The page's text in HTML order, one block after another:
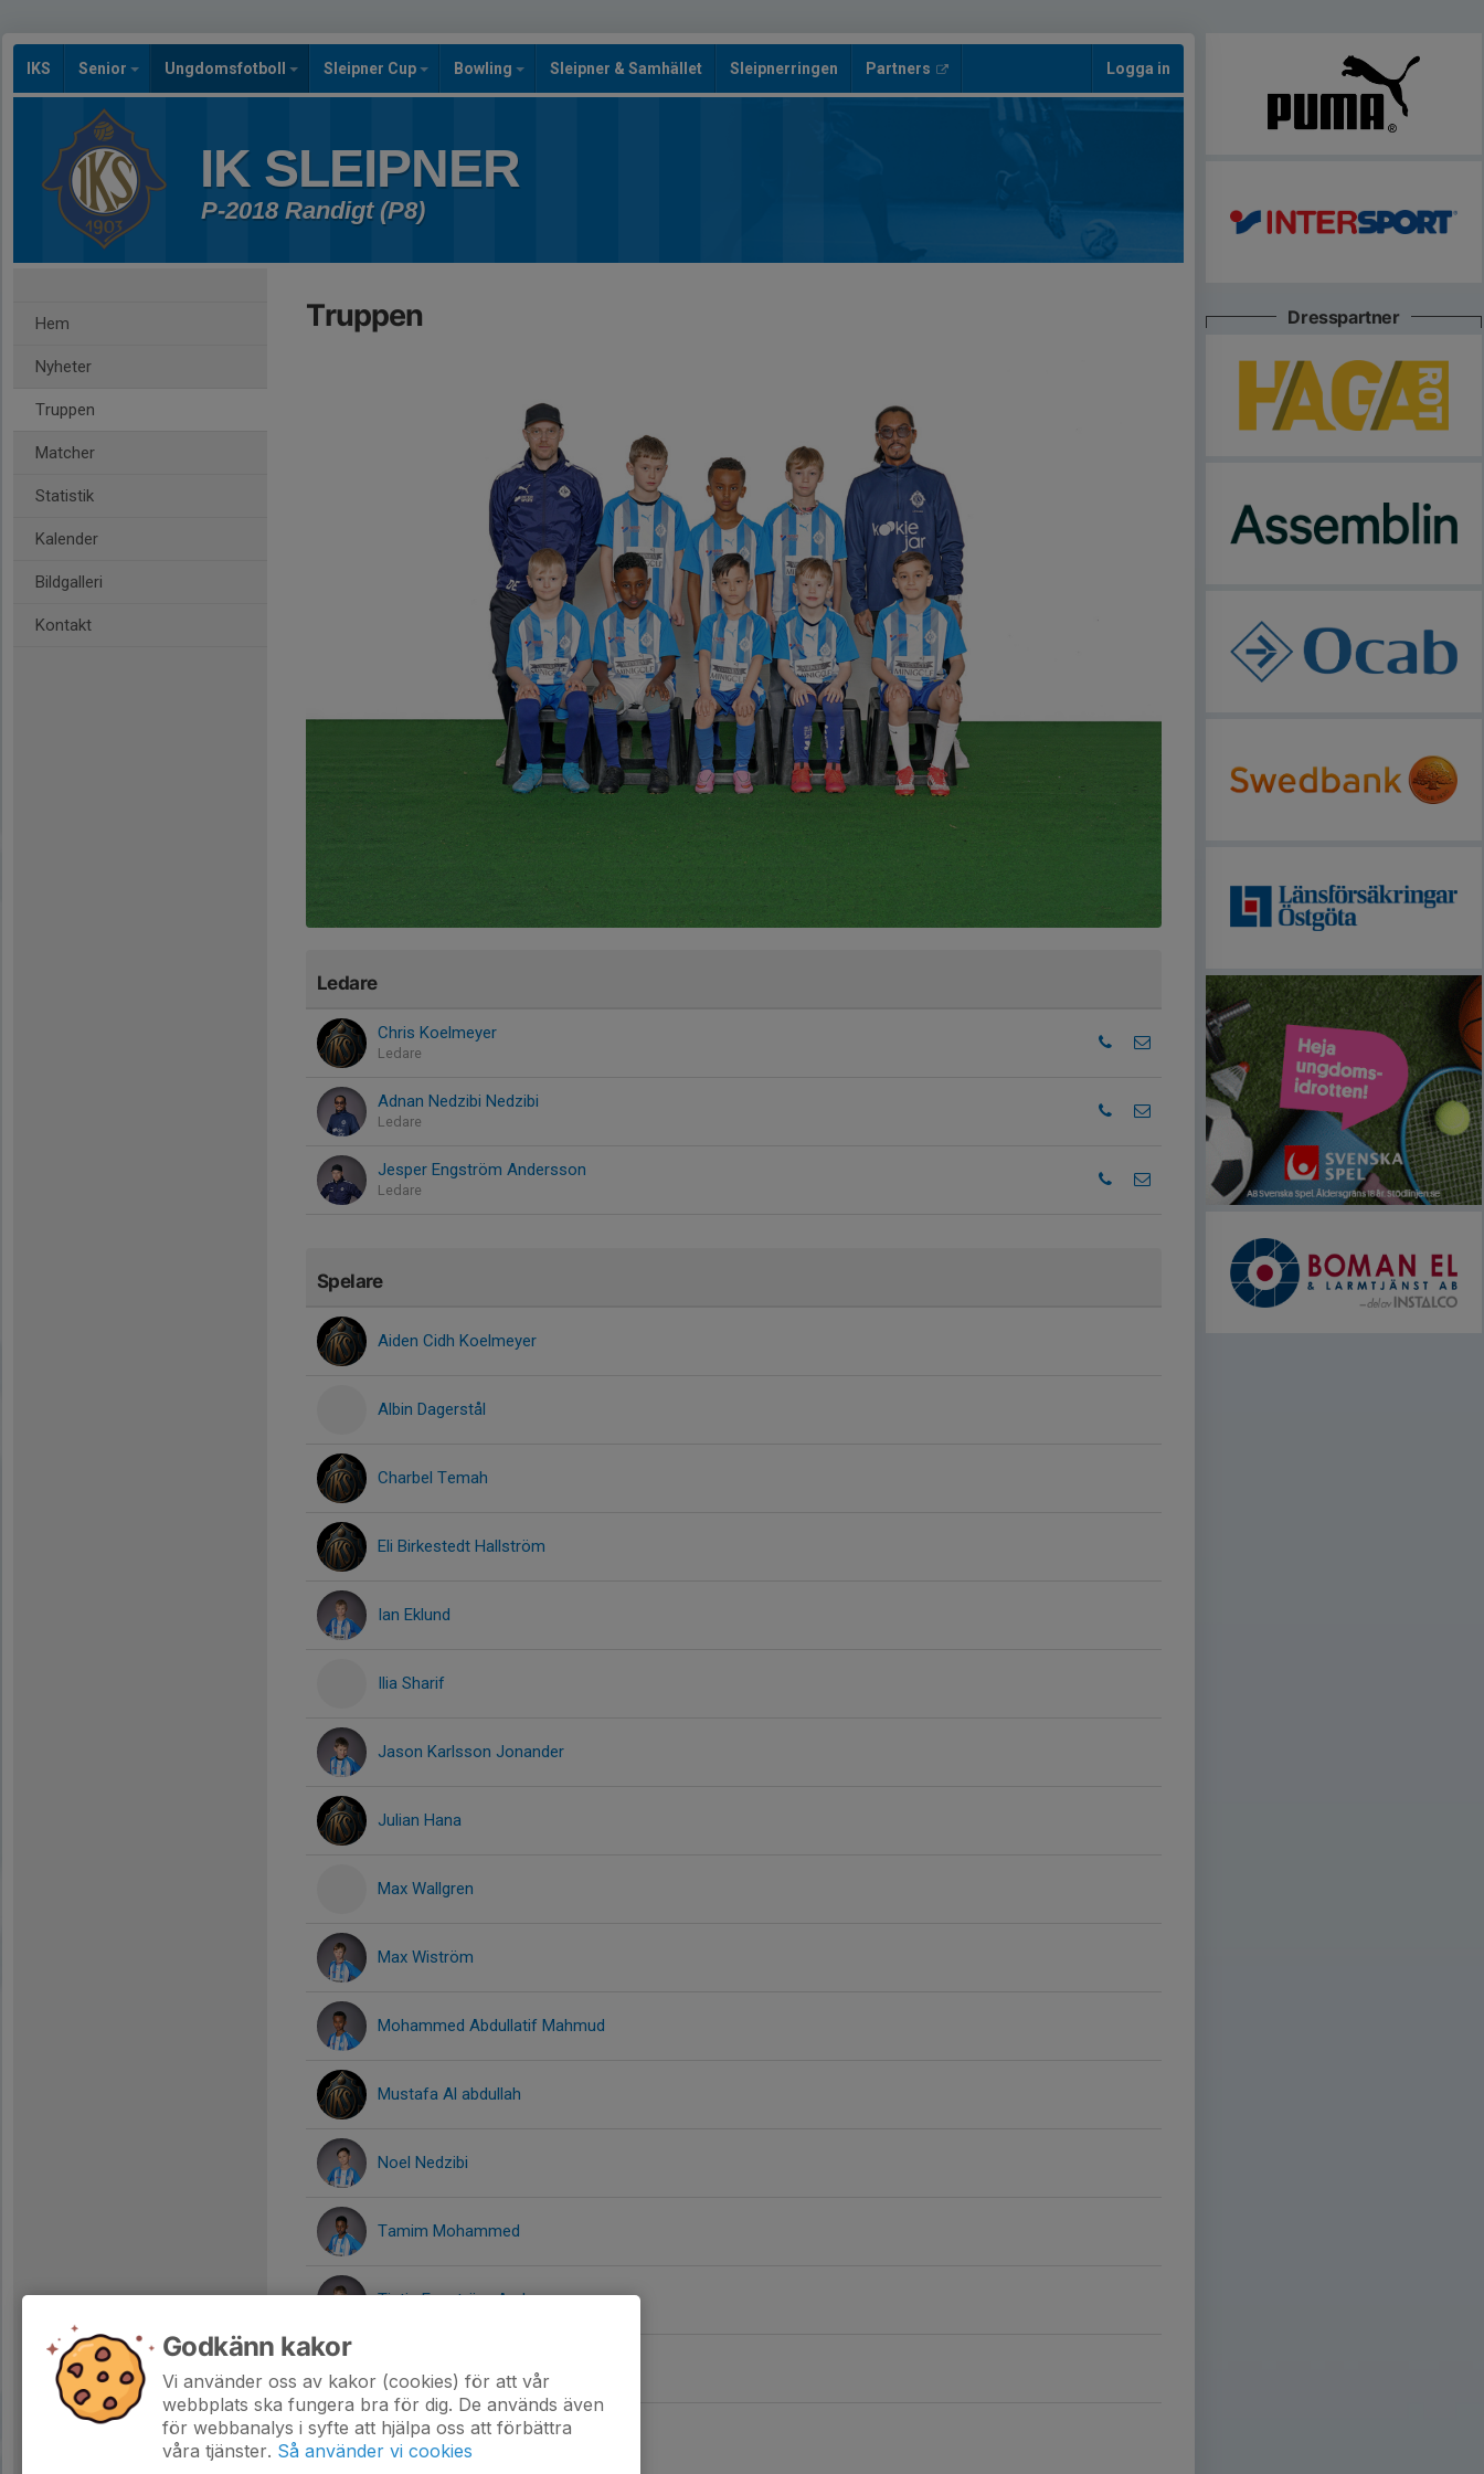
IKS Senior Ungdomsfotboll Sleipner Cup Bowling Sleipner & Samhället Sleipnerringen Partners Logga in
IK SLEIPNER
P-2018 Randigt (P8)
Hem
Nyheter
Truppen
Matcher
Statistik
Kalender
Bildgalleri
Kontakt
Truppen
Ledare
Chris Koelmeyer
Ledare
Adnan Nedzibi Nedzibi
Ledare
Jesper Engström Andersson
Ledare
Spelare
Aiden Cidh Koelmeyer
Albin Dagerstål
Charbel Temah
Eli Birkestedt Hallström
Ian Eklund
Ilia Sharif
Jason Karlsson Jonander
Julian Hana
Max Wallgren
Max Wiström
Mohammed Abdullatif Mahmud
Mustafa Al abdullah
Noel Nedzibi
Tamim Mohammed
Tintin Engström Andersson
Dresspartner
Godkänn kakor
Vi använder oss av kakor (cookies) för att vår
webbplats ska fungera bra för dig. De används även
för webbanalys i syfte att hjälpa oss att förbättra
våra tjänster. Så använder vi cookies